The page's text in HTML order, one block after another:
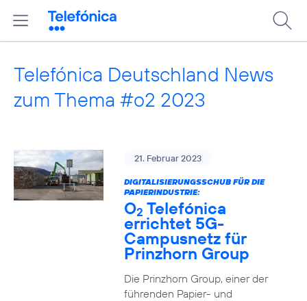
Telefónica Deutschland News
zum Thema #o2 2023
21. Februar 2023
DIGITALISIERUNGSSCHUB FÜR DIE
PAPIERINDUSTRIE:
O2 Telefónica
errichtet 5G-
Campusnetz für
Prinzhorn Group
Die Prinzhorn Group, einer der
führenden Papier- und